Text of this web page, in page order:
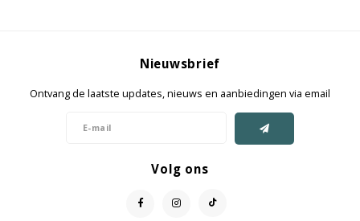
Nieuwsbrief
Ontvang de laatste updates, nieuws en aanbiedingen via email
Volg ons